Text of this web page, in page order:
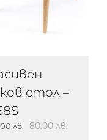
стол –
лв. 80.00 лв.